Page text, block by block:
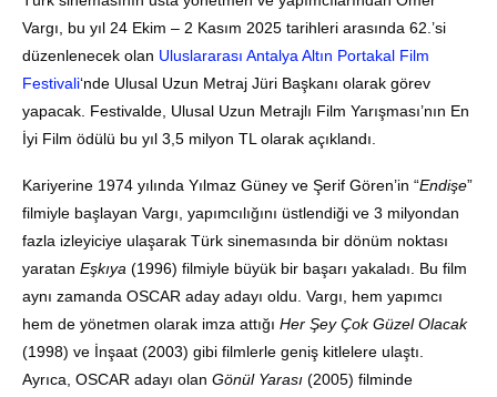
Vargı, bu yıl 24 Ekim – 2 Kasım 2025 tarihleri arasında 62.’si
düzenlenecek olan Uluslararası Antalya Altın Portakal Film
Festivali‘nde Ulusal Uzun Metraj Jüri Başkanı olarak görev
yapacak. Festivalde, Ulusal Uzun Metrajlı Film Yarışması’nın En
İyi Film ödülü bu yıl 3,5 milyon TL olarak açıklandı.
Kariyerine 1974 yılında Yılmaz Güney ve Şerif Gören’in “Endişe”
filmiyle başlayan Vargı, yapımcılığını üstlendiği ve 3 milyondan
fazla izleyiciye ulaşarak Türk sinemasında bir dönüm noktası
yaratan Eşkıya (1996) filmiyle büyük bir başarı yakaladı. Bu film
aynı zamanda OSCAR aday adayı oldu. Vargı, hem yapımcı
hem de yönetmen olarak imza attığı Her Şey Çok Güzel Olacak
(1998) ve İnşaat (2003) gibi filmlerle geniş kitlelere ulaştı.
Ayrıca, OSCAR adayı olan Gönül Yarası (2005) filminde